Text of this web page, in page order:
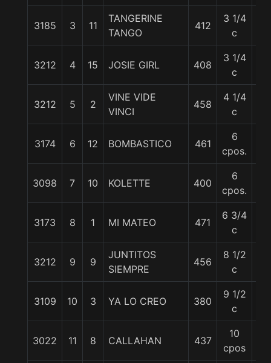
3185 3 11
TANGERINE
TANGO
412
3 1/4
c
3212 4 15 JOSIE GIRL 408
3 1/4
c
3212 5 2
VINE VIDE
VINCI
458
4 1/4
c
3174 6 12 BOMBASTICO 461
6
cpos.
3098 7 10 KOLETTE 400
6
cpos.
3173 8 1 MI MATEO 471
6 3/4
c
3212 9 9
JUNTITOS
SIEMPRE
456
8 1/2
c
3109 10 3 YA LO CREO 380
9 1/2
c
3022 11 8 CALLAHAN 437
10
cpos